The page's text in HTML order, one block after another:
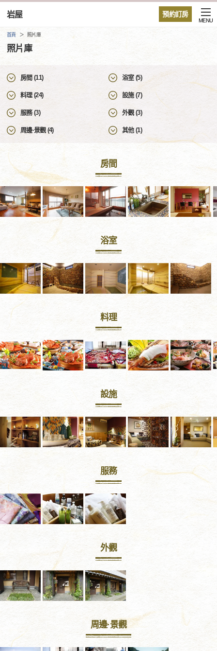
預約訂房
岩屋
MENU
首頁 照片庫
照片庫
房間 (11) 浴室 (5)
料理 (24) 設施 (7)
服務 (3) 外觀 (3)
周邊·景觀 (4) 其他 (1)
房間
浴室
料理
設施
服務
外觀
周邊·景觀